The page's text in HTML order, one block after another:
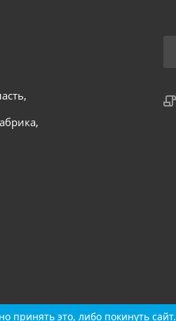
принять это, либо покинуть сайт.